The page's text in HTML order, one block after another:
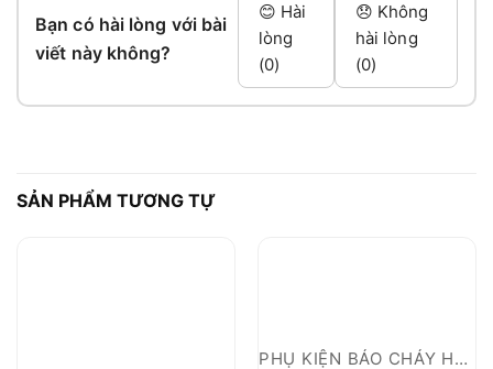
Bạn có hài lòng với bài
viết này không?
😊 Hài
lòng
(0)
😞 Không
hài lòng
(0)
SẢN PHẨM TƯƠNG TỰ
PHỤ KIỆN BÁO CHÁY HOCHIKI THƯỜNG